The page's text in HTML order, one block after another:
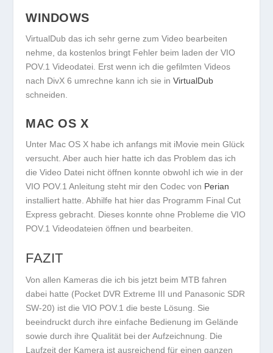
WINDOWS
VirtualDub das ich sehr gerne zum Video bearbeiten
nehme, da kostenlos bringt Fehler beim laden der VIO
POV.1 Videodatei. Erst wenn ich die gefilmten Videos
nach DivX 6 umrechne kann ich sie inVirtualDub
schneiden.
MAC OS X
Unter Mac OS X habe ich anfangs mit iMovie mein Glück
versucht. Aber auch hier hatte ich das Problem das ich
die Video Datei nicht öffnen konnte obwohl ich wie in der
VIO POV.1 Anleitung steht mir den Codec von Perian
installiert hatte. Abhilfe hat hier das Programm Final Cut
Express gebracht. Dieses konnte ohne Probleme die VIO
POV.1 Videodateien öffnen und bearbeiten.
FAZIT
Von allen Kameras die ich bis jetzt beim MTB fahren
dabei hatte (Pocket DVR Extreme III und Panasonic SDR
SW-20) ist die VIO POV.1 die beste Lösung. Sie
beeindruckt durch ihre einfache Bedienung im Gelände
sowie durch ihre Qualität bei der Aufzeichnung. Die
Laufzeit der Kamera ist ausreichend für einen ganzen